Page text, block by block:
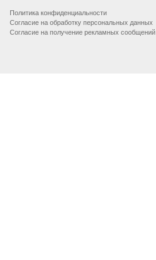
Политика конфиденциальности
Согласие на обработку персональных данных
Согласие на получение рекламных сообщений